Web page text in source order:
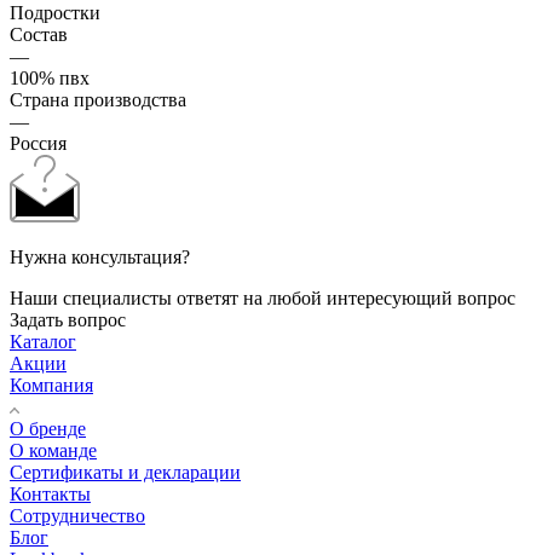
Подростки
Состав
—
100% пвх
Страна производства
—
Россия
Нужна консультация?
Наши специалисты ответят на любой интересующий вопрос
Задать вопрос
Каталог
Акции
Компания
О бренде
О команде
Сертификаты и декларации
Контакты
Сотрудничество
Блог